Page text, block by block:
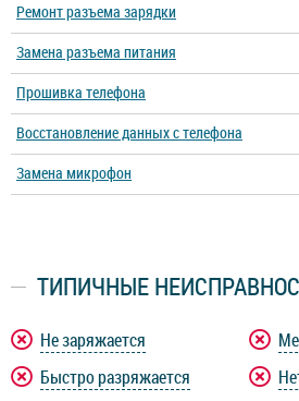
Ремонт разъема зарядки
Замена разъема питания
Прошивка телефона
Восстановление данных с телефона
Замена микрофон
ТИПИЧНЫЕ
Не заряжается
Быстро разряжается